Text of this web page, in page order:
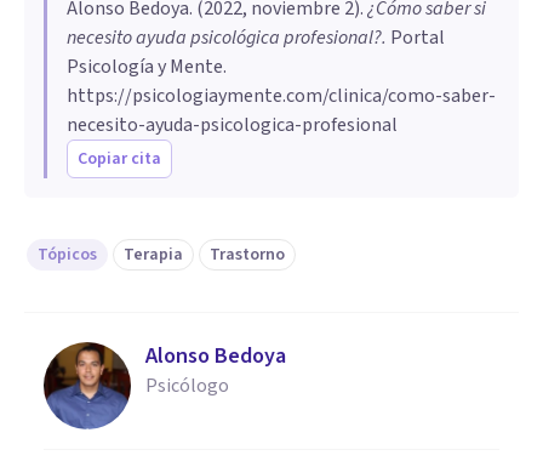
Alonso Bedoya. (2022, noviembre 2).¿Cómo saber si
necesito ayuda psicológica profesional?. Portal
Psicología y Mente.
https://psicologiaymente.com/clinica/como-saber-
necesito-ayuda-psicologica-profesional
Copiar cita
Tópicos Terapia Trastorno
Alonso Bedoya
Psicólogo